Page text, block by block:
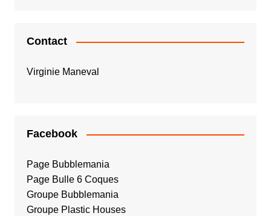
Contact
Virginie Maneval
Facebook
Page Bubblemania
Page Bulle 6 Coques
Groupe Bubblemania
Groupe Plastic Houses